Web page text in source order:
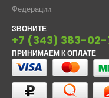
Федерации.
ЗВОНИТЕ
+7 (343) 383-02-
ПРИНИМАЕМ К ОПЛАТЕ